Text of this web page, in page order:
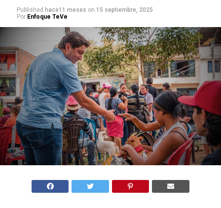
Published hace11 meses on 15 septiembre, 2025
Por Enfoque TeVe